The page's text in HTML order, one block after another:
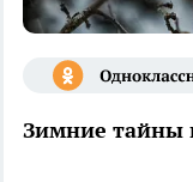
Зимние тайны